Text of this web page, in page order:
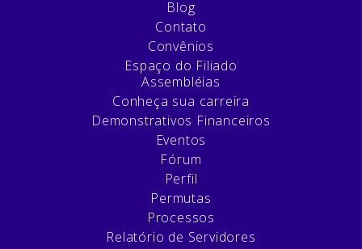
Blog
Contato
Convênios
Espaço do Filiado
Assembléias
Conheça sua carreira
Demonstrativos Financeiros
Eventos
Fórum
Perfil
Permutas
Processos
Relatório de Servidores